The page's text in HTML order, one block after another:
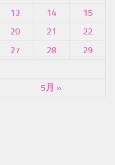
5月 »
13 14
15
20 21
22
27 28
29